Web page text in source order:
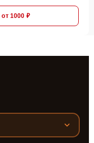
от 1000 ₽